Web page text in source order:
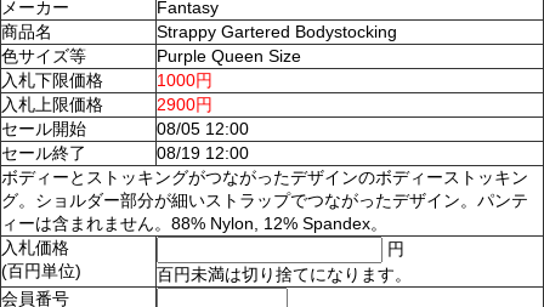
メーカー
Fantasy
商品名
Strappy Gartered Bodystocking
色サイズ等
Purple Queen Size
入札下限価格
1000円
入札上限価格
2900円
セール開始
08/05 12:00
セール終了
08/19 12:00
ボディーとストッキングがつながったデザインのボディーストッキン
グ。ショルダー部分が細いストラップでつながったデザイン。パンテ
ィーは含まれません。88% Nylon, 12% Spandex。
入札価格
(百円単位)
円
百円未満は切り捨てになります。
会員番号